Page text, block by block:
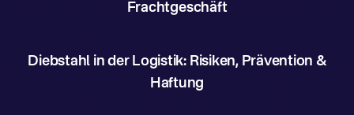
Frachtgeschäft
Diebstahl in der Logistik: Risiken, Prävention &
Haftung